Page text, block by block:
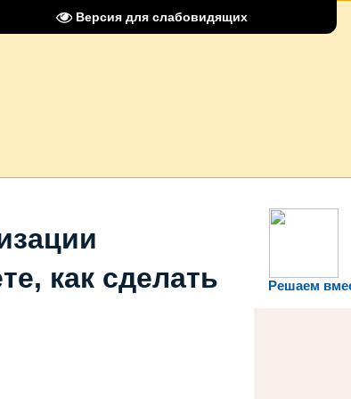
Версия для слабовидящих
Решаем
как сделать